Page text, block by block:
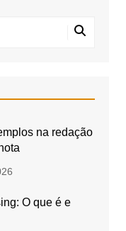
na redação
O que é e